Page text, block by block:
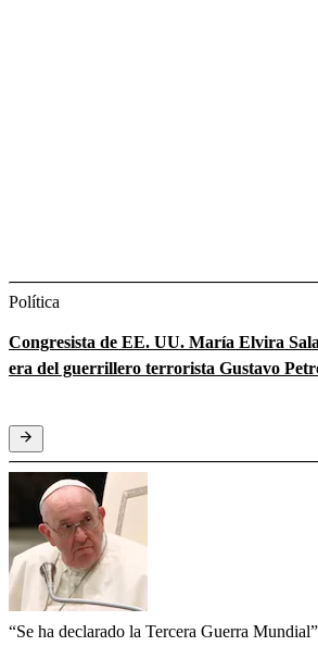
Política
Congresista de EE. UU. María Elvira
era del guerrillero terrorista Gustavo
“Se ha declarado la Tercera Guerra